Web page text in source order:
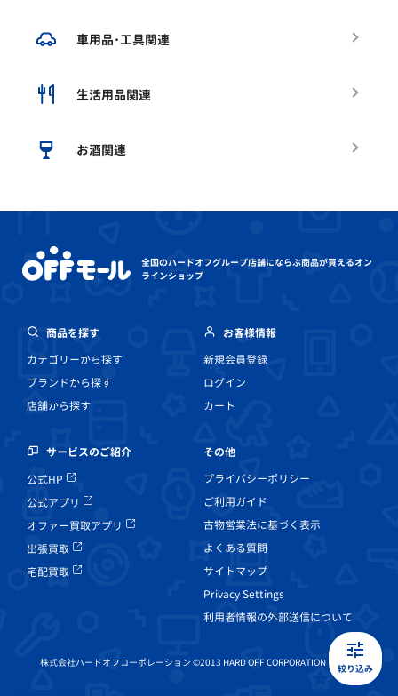
絞り込み
車用品･工具関連
生活用品関連
お酒関連
全国のハードオフグループ店舗にならぶ商品が買えるオン
ラインショップ
商品を探す
カテゴリーから探す
ブランドから探す
店舗から探す
お客様情報
新規会員登録
ログイン
カート
サービスのご紹介
公式HP
公式アプリ
オファー買取アプリ
出張買取
宅配買取
その他
プライバシーポリシー
ご利用ガイド
古物営業法に基づく表示
よくある質問
サイトマップ
Privacy Settings
利用者情報の外部送信について
株式会社ハードオフコーポレーション ©2013 HARD OFF CORPORATION Co, Ltd.